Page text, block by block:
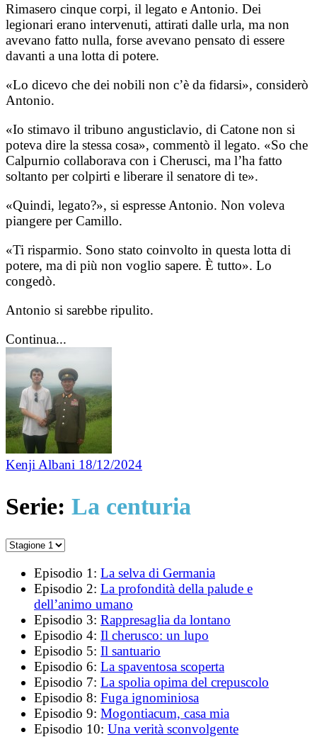
Rimasero cinque corpi, il legato e Antonio. Dei
legionari erano intervenuti, attirati dalle urla, ma non
avevano fatto nulla, forse avevano pensato di essere
davanti a una lotta di potere.
«Lo dicevo che dei nobili non c’è da fidarsi», considerò
Antonio.
«Io stimavo il tribuno angusticlavio, di Catone non si
poteva dire la stessa cosa», commentò il legato. «So che
Calpurnio collaborava con i Cherusci, ma l’ha fatto
soltanto per colpirti e liberare il senatore di te».
«Quindi, legato?», si espresse Antonio. Non voleva
piangere per Camillo.
«Ti risparmio. Sono stato coinvolto in questa lotta di
potere, ma di più non voglio sapere. È tutto». Lo
congedò.
Antonio si sarebbe ripulito.
Continua...
Kenji Albani 18/12/2024
Serie: La centuria
Episodio 1: La selva di Germania
Episodio 2: La profondità della palude e
dell’animo umano
Episodio 3: Rappresaglia da lontano
Episodio 4: Il cherusco: un lupo
Episodio 5: Il santuario
Episodio 6: La spaventosa scoperta
Episodio 7: La spolia opima del crepuscolo
Episodio 8: Fuga ignominiosa
Episodio 9: Mogontiacum, casa mia
Episodio 10: Una verità sconvolgente